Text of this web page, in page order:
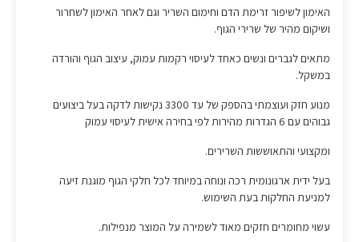
האימון לשיפור זרימת הדם וחימום השריר וגם לאחר האימון לשחרור
ושיקום מהיר של שרירי הגוף.
מתאים לגברים ונשים כאחד לעיסוי רקמות עמוק, עיצוב הגוף והורדה
במשקל.
מנוע חזק ועוצמתי בהספק של עד 3300 נקישות לדקה בעל ביצועים
גבוהים עם 6 הגדרות מהירות לפי בחירה אישית לעיסוי עמוק
ומקצועי והתאוששות השרירים.
בעל ידית ארגונומית רכה ונוחה במיוחד לכל חלקי הגוף מוגנת זיעה
למניעת החלקות בעת השימוש.
עשוי מחומרים חזקים מאוד לשמירה על המוצר מנפילות.